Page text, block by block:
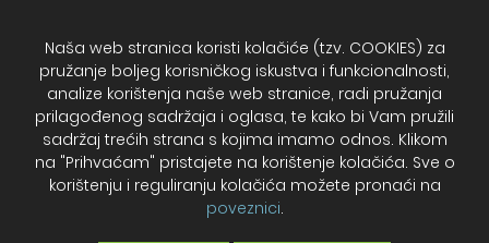
+385 (48) 733 111
Zagrebačka banka d.d.
IBAN - HR2723600001102099043
Temeljni kapital: 330.000,00kn uplaćen u cijelosti
Naša web stranica koristi kolačiće (tzv. COOKIES) za
pružanje boljeg korisničkog iskustva i funkcionalnosti,
analize korištenja naše web stranice, radi pružanja
prilagođenog sadržaja i oglasa, te kako bi Vam pružili
sadržaj trećih strana s kojima imamo odnos. Klikom
na "Prihvaćam" pristajete na korištenje kolačića. Sve o
korištenju i reguliranju kolačića možete pronaći na
poveznici.